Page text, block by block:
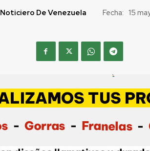
Noticiero De Venezuela Fecha: 15